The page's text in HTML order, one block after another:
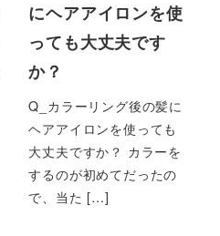
にヘアアイロンを使
っても大丈夫です
か？
Q_カラーリング後の髪に
ヘアアイロンを使っても
大丈夫ですか？ カラーを
するのが初めてだったの
で、当た […]